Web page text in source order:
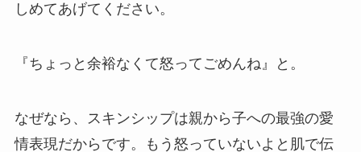
しめてあげてください。
『ちょっと余裕なくて怒ってごめんね』と。
なぜなら、スキンシップは親から子への最強の愛
情表現だからです。もう怒っていないよと肌で伝